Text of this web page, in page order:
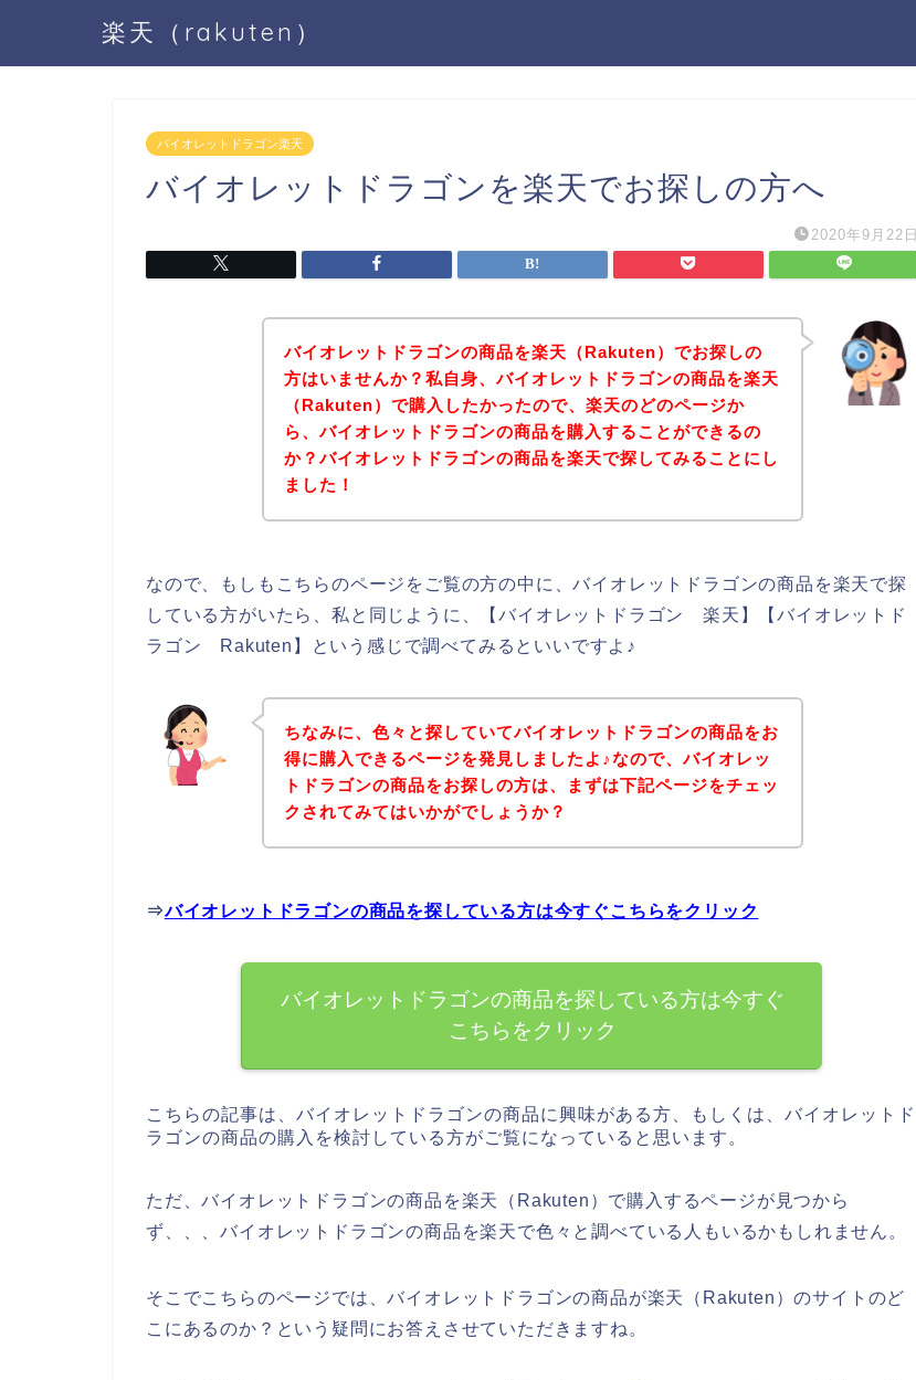
楽天（rakuten）
バイオレットドラゴン楽天
バイオレットドラゴンを楽天でお探しの方へ
2020年9月22日
バイオレットドラゴンの商品を楽天（Rakuten）でお探しの
方はいませんか？私自身、バイオレットドラゴンの商品を楽天
（Rakuten）で購入したかったので、楽天のどのページか
ら、バイオレットドラゴンの商品を購入することができるの
か？バイオレットドラゴンの商品を楽天で探してみることにし
ました！
なので、もしもこちらのページをご覧の方の中に、バイオレットドラゴンの商品を楽天で探
している方がいたら、私と同じように、【バイオレットドラゴン 楽天】【バイオレットド
ラゴン Rakuten】という感じで調べてみるといいですよ♪
ちなみに、色々と探していてバイオレットドラゴンの商品をお
得に購入できるページを発見しましたよ♪なので、バイオレッ
トドラゴンの商品をお探しの方は、まずは下記ページをチェッ
クされてみてはいかがでしょうか？
⇒バイオレットドラゴンの商品を探している方は今すぐこちらをクリック
バイオレットドラゴンの商品を探している方は今すぐ
こちらをクリック
こちらの記事は、バイオレットドラゴンの商品に興味がある方、もしくは、バイオレットド
ラゴンの商品の購入を検討している方がご覧になっていると思います。
ただ、バイオレットドラゴンの商品を楽天（Rakuten）で購入するページが見つから
ず、、、バイオレットドラゴンの商品を楽天で色々と調べている人もいるかもしれません。
そこでこちらのページでは、バイオレットドラゴンの商品が楽天（Rakuten）のサイトのど
こにあるのか？という疑問にお答えさせていただきますね。